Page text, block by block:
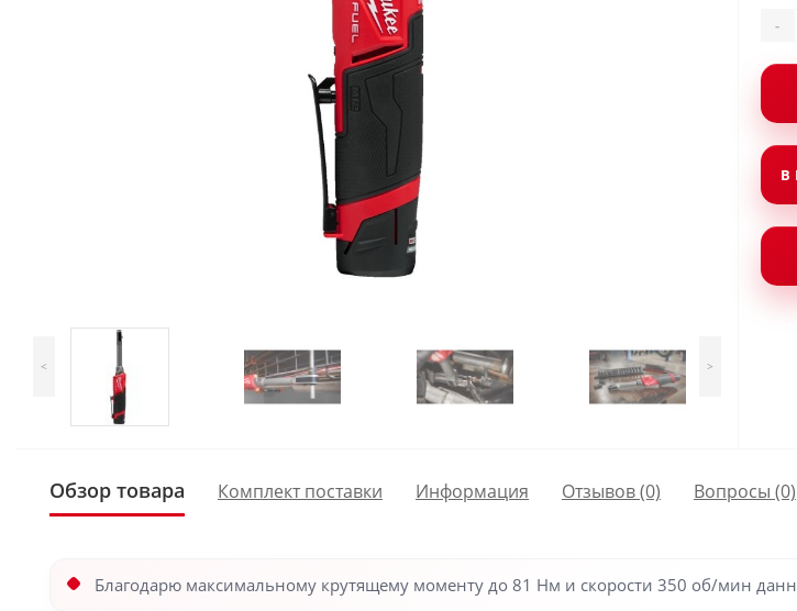
< >
-
В
Обзор товара Комплект поставки Информация Отзывов (0) Вопросы (0)
Благодарю максимальному крутящему моменту до 81 Нм и скорости 350 об/мин